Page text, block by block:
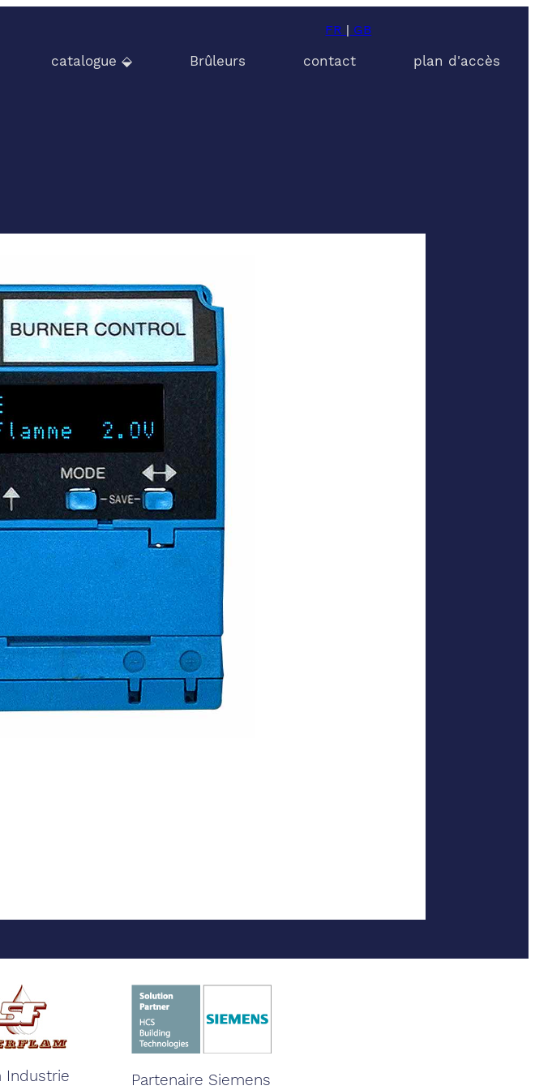
FR | GB
catalogue ⬙ Brûleurs contact plan d'accès
Industrie Partenaire Siemens